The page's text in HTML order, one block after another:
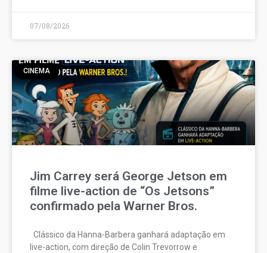
07/08/2026
CINEMA
Jim Carrey será George Jetson em
filme live-action de “Os Jetsons”
confirmado pela Warner Bros.
Clássico da Hanna-Barbera ganhará adaptação em
live-action, com direção de Colin Trevorrow e